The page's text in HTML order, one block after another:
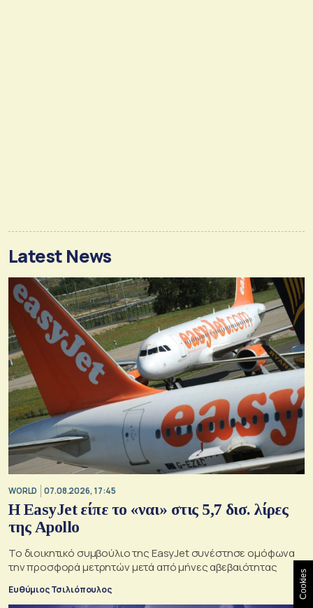
Latest News
WORLD 07.08.2026, 17:45
Η EasyJet είπε το «ναι» στις 5,7 δισ. λίρες
της Apollo
Το διοικητικό συμβούλιο της EasyJet συνέστησε ομόφωνα
την προσφορά μετρητών μετά από μήνες αβεβαιότητας
Ευθύμιος Τσιλιόπουλος Cookies